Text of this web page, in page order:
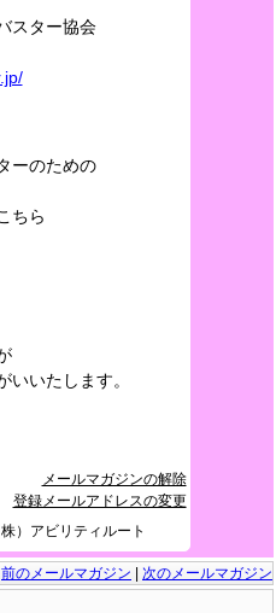
スター協会
ーのための
ちら
いいたします。
メールマガジンの解除
登録メールアドレスの変更
）アビリティルート
前のメールマガジン
次のメールマガジン